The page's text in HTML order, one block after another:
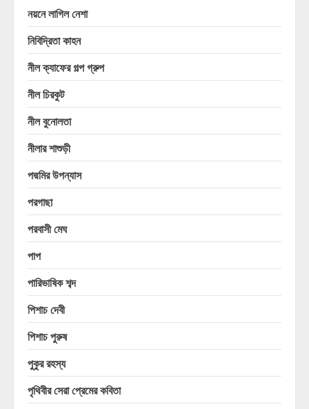
নয়নে লাগিল নেশা
নিবিদ্রিতা কাহন
নীল ক্যাফের গল্প গ্রুপ
নীল চিরকুট
নীল বুনোলতা
নীলার শাশুড়ী
পদ্মমির উপন্যাস
পরগাছা
পরবাসী মেঘ
পাপ
পারিভাষিক শব্দ
পিশাচ দেবী
পিশাচ পুরুষ
পুকুর রহস্য
পৃথিবীর সেরা প্রেমের কবিতা